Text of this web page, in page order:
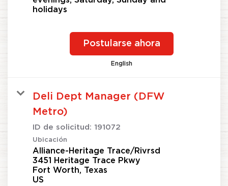
holidays
Postularse ahora
English
Deli Dept Manager (DFW
Metro)
ID de solicitud: 191072
Ubicación
Alliance-Heritage Trace/Rivrsd
3451 Heritage Trace Pkwy
Fort Worth, Texas